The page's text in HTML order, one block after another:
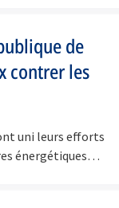
de
contrer les
uni leurs efforts
énergétiques…